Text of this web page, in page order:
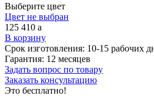
Выберите цвет
Цвет не выбран
125 410 a
В корзину
Срок изготовления: 10-15 рабочих
Гарантия: 12 месяцев
Задать вопрос по товару
Заказать консультацию
Это бесплатно!